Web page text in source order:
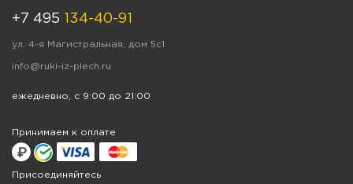
+7 495 134-40-91
ул. 4-я Магистральная, дом 5с1
info@ruki-iz-plech.ru
ежедневно, с 9:00 до 21:00
Принимаем к оплате
Присоединяйтесь